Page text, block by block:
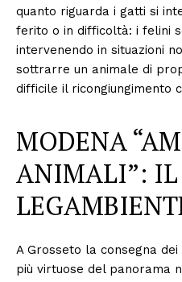
quanto riguarda i gatti si
ferito o in difficoltà: i felini
intervenendo in situazioni
sottrarre un animale di
difficile il ricongiungimento
MODENA
ANIMALI”: IL
A Grosseto la consegna
più virtuose del panorama